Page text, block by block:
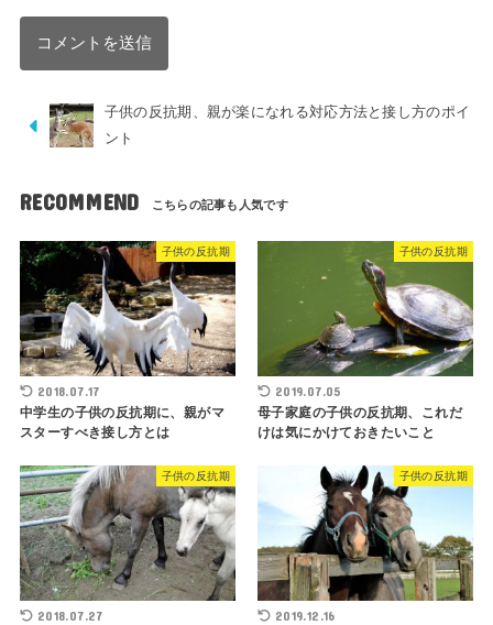
子供の反抗期、親が楽になれる対応方法と接し方のポイ
ント
RECOMMEND
子供の反抗期
2018.07.17
中学生の子供の反抗期に、親がマ
スターすべき接し方とは
子供の反抗期
2019.07.05
母子家庭の子供の反抗期、これだ
けは気にかけておきたいこと
子供の反抗期
2018.07.27
子供の反抗期
2019.12.16